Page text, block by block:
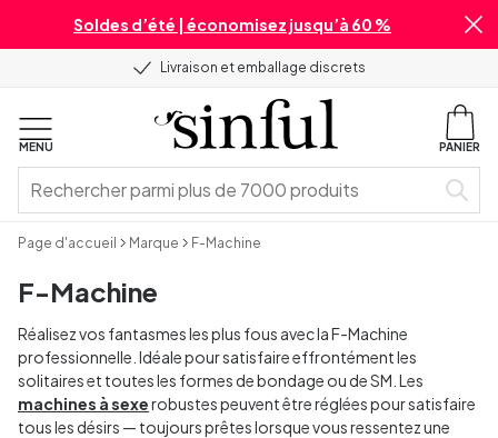
Soldes d’été | économisez jusqu’à 60 %
Livraison et emballage discrets
MENU PANIER
Page d'accueil Marque F-Machine
F-Machine
Réalisez vos fantasmes les plus fous avec la F-Machine
professionnelle. Idéale pour satisfaire effrontément les
solitaires et toutes les formes de bondage ou de SM. Les
machines à sexerobustes peuvent être réglées pour satisfaire
tous les désirs — toujours prêtes lorsque vous ressentez une